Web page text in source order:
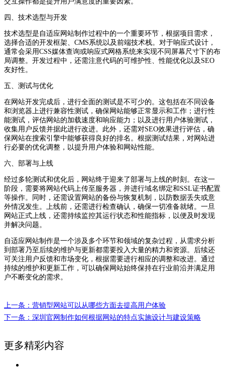
四、技术选型与开发
技术选型是自适应网站制作过程中的一个重要环节，根据项目需求，
选择合适的开发框架、CMS系统以及前端技术栈。对于响应式设计，
通常会采用CSS媒体查询或响应式网格系统来实现不同屏幕尺寸下的布
局调整。开发过程中，还需注意代码的可维护性、性能优化以及SEO
友好性。
五、测试与优化
在网站开发完成后，进行全面的测试是不可少的。这包括在不同设备
和浏览器上进行兼容性测试，确保网站能够正常显示和工作；进行性
能测试，评估网站的加载速度和响应能力；以及进行用户体验测试，
收集用户反馈并据此进行改进。此外，还需对SEO效果进行评估，确
保网站在搜索引擎中能够获得良好的排名。根据测试结果，对网站进
行必要的优化调整，以提升用户体验和网站性能。
六、部署与上线
经过多轮测试和优化后，网站终于迎来了部署与上线的时刻。在这一
阶段，需要将网站代码上传至服务器，并进行域名绑定和SSL证书配置
等操作。同时，还需设置网站的备份与恢复机制，以防数据丢失或意
外情况发生。上线前，还需进行检查确认，确保一切准备就绪。一旦
网站正式上线，还需持续监控其运行状态和性能指标，以便及时发现
并解决问题。
自适应网站制作是一个涉及多个环节和领域的复杂过程，从需求分析
到部署乃至后续的维护与更新都需要投入大量的精力和资源。后续还
可关注用户反馈和市场变化，根据需要进行相应的调整和改进。通过
持续的维护和更新工作，可以确保网站始终保持在行业前沿并满足用
户不断变化的需求。
上一条：营销型网站可以从哪些方面去提高用户体验
下一条：深圳官网制作如何根据网站的特点实施设计与建设策略
更多精彩内容